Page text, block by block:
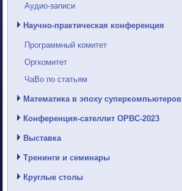
Аудио-записи
Научно-практическая конференция
Программный комитет
Оргкомитет
ЧаВо по статьям
Математика в эпоху суперкомпьютеров
Конференция-сателлит ОРВС-2023
Выставка
Тренинги и семинары
Круглые столы